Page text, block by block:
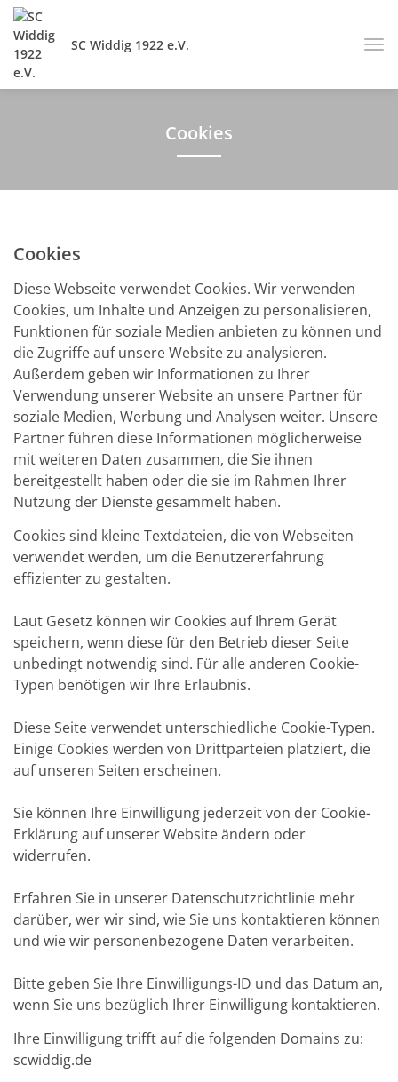
SC Widdig 1922 e.V.
Cookies
Cookies
Diese Webseite verwendet Cookies. Wir verwenden
Cookies, um Inhalte und Anzeigen zu personalisieren,
Funktionen für soziale Medien anbieten zu können und
die Zugriffe auf unsere Website zu analysieren.
Außerdem geben wir Informationen zu Ihrer
Verwendung unserer Website an unsere Partner für
soziale Medien, Werbung und Analysen weiter. Unsere
Partner führen diese Informationen möglicherweise
mit weiteren Daten zusammen, die Sie ihnen
bereitgestellt haben oder die sie im Rahmen Ihrer
Nutzung der Dienste gesammelt haben.
Cookies sind kleine Textdateien, die von Webseiten
verwendet werden, um die Benutzererfahrung
effizienter zu gestalten.
Laut Gesetz können wir Cookies auf Ihrem Gerät
speichern, wenn diese für den Betrieb dieser Seite
unbedingt notwendig sind. Für alle anderen Cookie-
Typen benötigen wir Ihre Erlaubnis.
Diese Seite verwendet unterschiedliche Cookie-Typen.
Einige Cookies werden von Drittparteien platziert, die
auf unseren Seiten erscheinen.
Sie können Ihre Einwilligung jederzeit von der Cookie-
Erklärung auf unserer Website ändern oder
widerrufen.
Erfahren Sie in unserer Datenschutzrichtlinie mehr
darüber, wer wir sind, wie Sie uns kontaktieren können
und wie wir personenbezogene Daten verarbeiten.
Bitte geben Sie Ihre Einwilligungs-ID und das Datum an,
wenn Sie uns bezüglich Ihrer Einwilligung kontaktieren.
Ihre Einwilligung trifft auf die folgenden Domains zu:
scwiddig.de